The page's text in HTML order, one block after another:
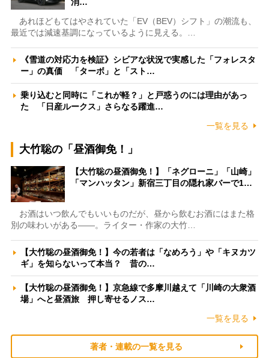
消…
あれほどもてはやされていた「EV（BEV）シフト」の潮流も、
最近では減速基調になっているように見える。…
《雪道の対応力を検証》シビアな状況で実感した「フォレスタ
ー」の真価 「ターボ」と「スト…
乗り込むと同時に「これが軽？」と戸惑うのには理由があっ
た 「日産ルークス」さらなる躍進…
一覧を見る
大竹聡の「昼酒御免！」
【大竹聡の昼酒御免！】「ネグローニ」「山崎」
「マンハッタン」新宿三丁目の隠れ家バーで1…
お酒はいつ飲んでもいいものだが、昼から飲むお酒にはまた格
別の味わいがある――。ライター・作家の大竹…
【大竹聡の昼酒御免！】今の若者は「なめろう」や「キヌカツ
ギ」を知らないって本当？ 昔の…
【大竹聡の昼酒御免！】京急線で多摩川越えて「川崎の大衆酒
場」へと昼酒旅 押し寄せるノス…
一覧を見る
著者・連載の一覧を見る